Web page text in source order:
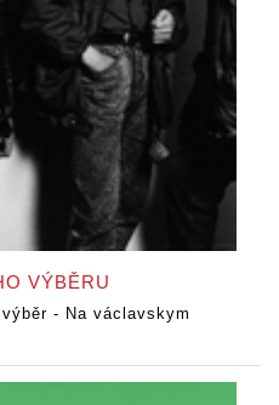
VÝBĚRU
- Na václavskym